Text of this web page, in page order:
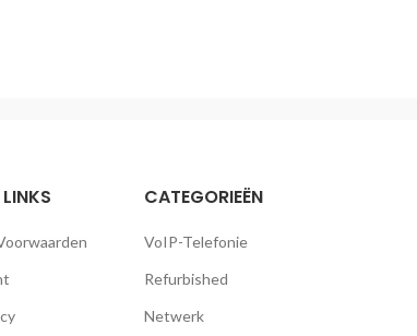
CATEGORIEËN
VoIP-Telefonie
Refurbished
Netwerk